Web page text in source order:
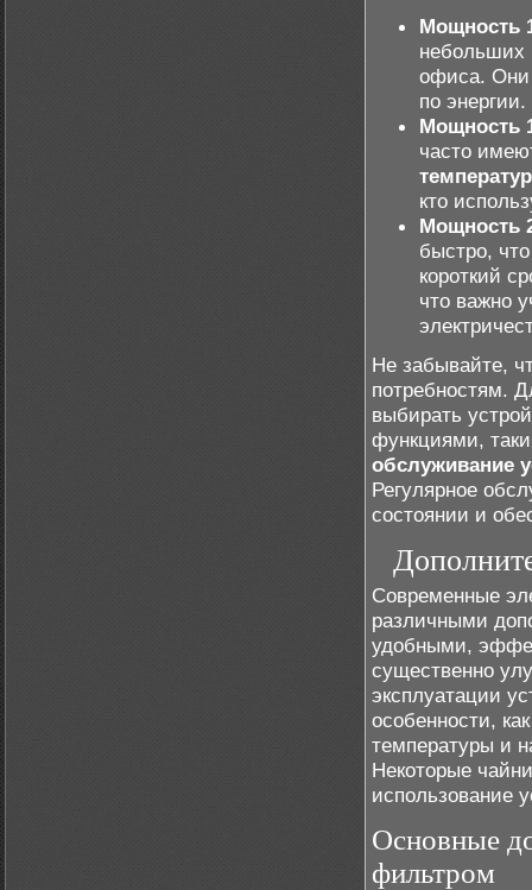
Мощность
небольших
офиса. Они
по энергии.
Мощность
часто
кто
Мощность
быстро,
короткий
что важно
Не забывайте,
потребностям.
выбирать
функциями,
обслуживание
Регулярное
состоянии и
Современные
различными
удобными,
существенно
эксплуатации
особенности,
температуры и
Некоторые
использование
Основные
фильтром